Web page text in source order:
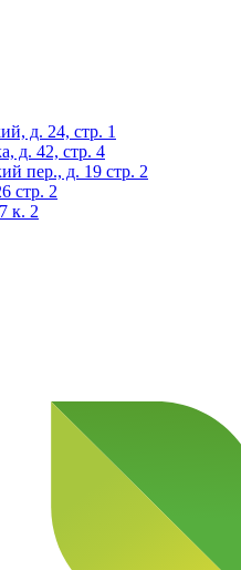
д. 24, стр. 1
д. 42, стр. 4
пер., д. 19 стр. 2
стр. 2
к. 2